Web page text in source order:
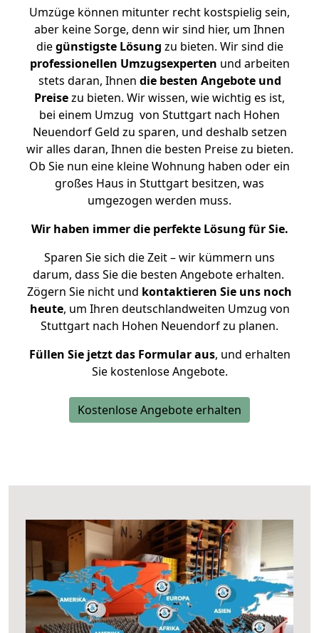
Umzüge können mitunter recht kostspielig sein,
aber keine Sorge, denn wir sind hier, um Ihnen
diegünstigste Lösung zu bieten. Wir sind die
professionellen Umzugsexperten und arbeiten
stets daran, Ihnen die besten Angebote und
Preisezu bieten. Wir wissen, wie wichtig es ist,
bei einem Umzug von Stuttgart nach Hohen
Neuendorf Geld zu sparen, und deshalb setzen
wir alles daran, Ihnen die besten Preise zu bieten.
Ob Sie nun eine kleine Wohnung haben oder ein
großes Haus in Stuttgart besitzen, was
umgezogen werden muss.
Wir haben immer die perfekte Lösung für Sie.
Sparen Sie sich die Zeit – wir kümmern uns
darum, dass Sie die besten Angebote erhalten.
Zögern Sie nicht und kontaktieren Sie uns noch
heute, um Ihren deutschlandweiten Umzug von
Stuttgart nach Hohen Neuendorf zu planen.
Füllen Sie jetzt das Formular aus, und erhalten
Sie kostenlose Angebote.
Kostenlose Angebote erhalten